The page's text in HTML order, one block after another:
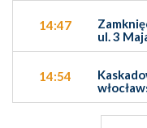
14:47
ul. 3
14:54